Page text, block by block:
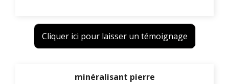
Cliquer ici pour laisser un témoignage
minéralisant pierre